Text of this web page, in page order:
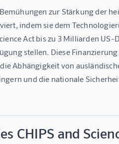
zur Stärkung der
indem sie dem
Act bis zu 3 Milliarden
stellen. Diese
Abhängigkeit von
und die nationale
CHIPS and